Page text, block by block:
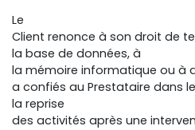
Le
Client renonce à son droit de
la base de données, à
la mémoire informatique ou à
a confiés au Prestataire dans
la reprise
des activités après une